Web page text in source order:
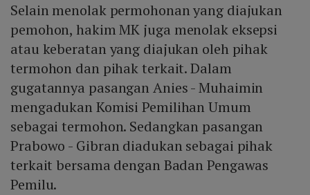
Selain menolak permohonan yang diajukan
pemohon, hakim MK juga menolak eksepsi
atau keberatan yang diajukan oleh pihak
termohon dan pihak terkait. Dalam
gugatannya pasangan Anies - Muhaimin
mengadukan Komisi Pemilihan Umum
sebagai termohon. Sedangkan pasangan
Prabowo - Gibran diadukan sebagai pihak
terkait bersama dengan Badan Pengawas
Pemilu.